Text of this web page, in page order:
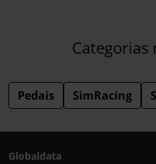
Categorias
Pedais SimRacing
Globaldata